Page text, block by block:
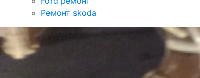
Ремонт skoda